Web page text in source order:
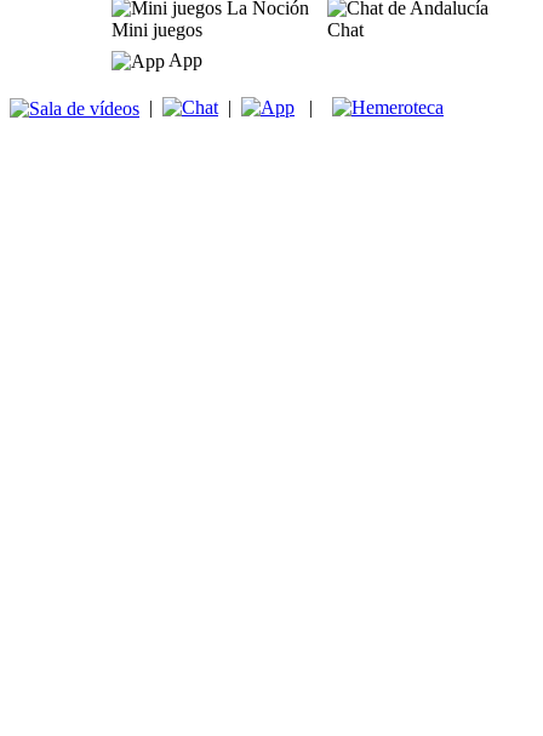
Mini juegos
Chat
App
| | |